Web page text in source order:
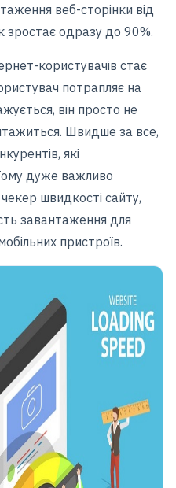
веб-сторінки від
зростає одразу до 90%.
користувачів стає
потрапляє на
він просто не
Швидше за все,
які
дуже важливо
швидкості сайту,
завантаження для
пристроїв.